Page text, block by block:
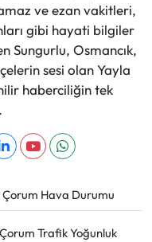
ve ezan vakitleri,
gibi hayati bilgiler
Sungurlu, Osmancık,
sesi olan Yayla
haberciliğin tek
Çorum Hava Durumu
Çorum Trafik Yoğunluk